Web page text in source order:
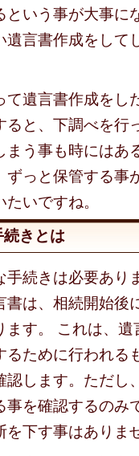
という事が大事に
遺言書作成をして
て遺言書作成をし
ると、下調べを行
まう事も時にはあ
ずっと保管する事
いですね。
きとは
手続きは必要あり
書は、相続開始後
ます。 これは、遺
るために行われる
認します。ただし
事を確認するのみ
を下す事はありま